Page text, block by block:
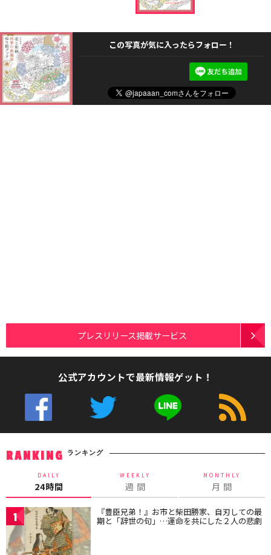
この写真が気に入ったらフォロー！
プレスリリース掲載サービス
公式アカウントで最新情報ゲット！
RANKING ランキング
DAILY
24時間
WEEKLY
週 間
MONTHLY
月 間
1 『豊臣兄弟！』お市と柴田勝家、自刃しての最
期と「辞世の句」…運命を共にした２人の悲劇